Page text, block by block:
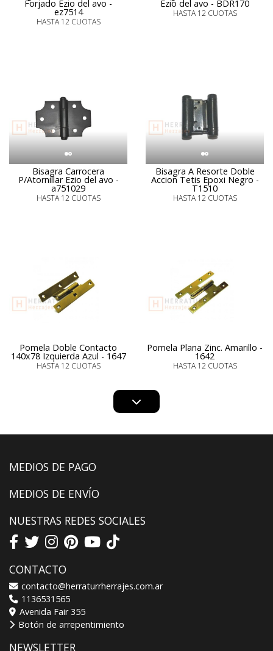
Forjado Ezio del avo -
ez7514
HASTA 12 CUOTAS
Ezio del avo - BDR170
HASTA 12 CUOTAS
Bisagra Carrocera
P/Atornillar Ezio del avo -
a751029
HASTA 12 CUOTAS
Bisagra A Resorte Doble
Accion Tetis Epoxi Negro -
T1510
HASTA 12 CUOTAS
Pomela Doble Contacto
140x78 Izquierda Azul - 1647
HASTA 12 CUOTAS
Pomela Plana Zinc. Amarillo -
1642
HASTA 12 CUOTAS
MEDIOS DE PAGO
MEDIOS DE ENVÍO
NUESTRAS REDES SOCIALES
CONTACTO
contacto@herraturrherrajes.com.ar
1136531565
Avenida Fair 355
Botón de arrepentimiento
NEWSLETTER